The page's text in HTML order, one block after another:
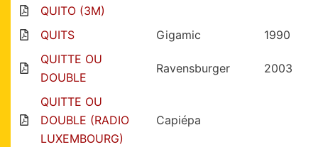
QUITO (3M)
QUITS
Gigamic
1990
QUITTE OU
DOUBLE
Ravensburger 2003
QUITTE OU
DOUBLE (RADIO
LUXEMBOURG)
Capiépa